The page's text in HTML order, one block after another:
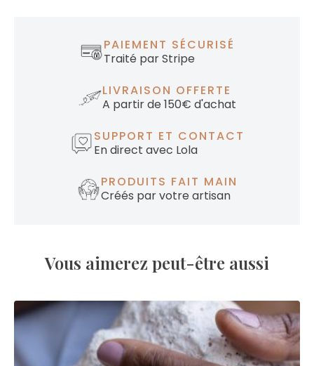
PAIEMENT SÉCURISÉ
Traité par Stripe
LIVRAISON OFFERTE
A partir de 150€ d'achat
SUPPORT ET CONTACT
En direct avec Lola
PRODUITS FAIT MAIN
Créés par votre artisan
Vous aimerez peut-être aussi